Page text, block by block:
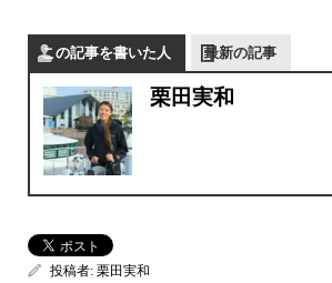
この記事を書いた人 最新の記事
栗田実和
投稿者: 栗田実和